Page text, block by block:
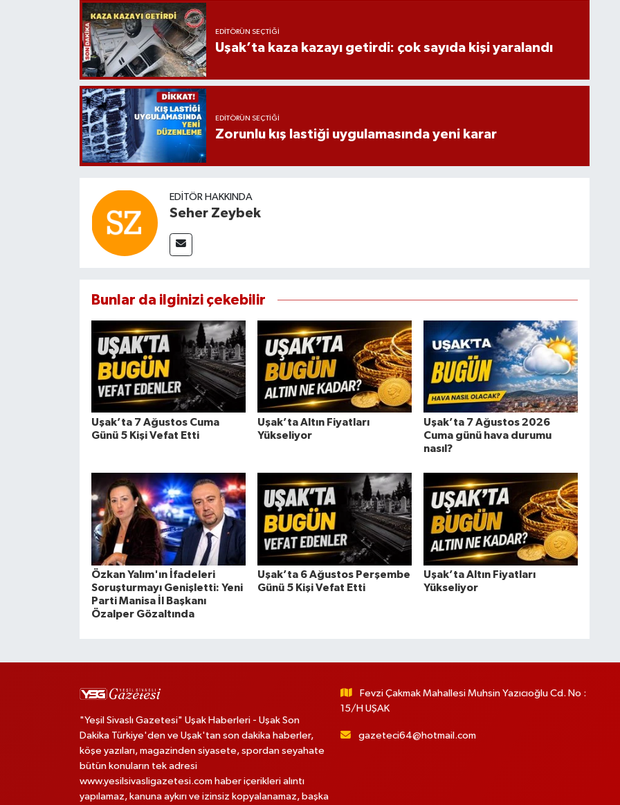
EDITÖRÜN SEÇTIĞI
Uşak’ta kaza kazayı getirdi: çok sayıda kişi yaralandı
EDITÖRÜN SEÇTIĞI
Zorunlu kış lastiği uygulamasında yeni karar
EDITÖR HAKKINDA
Seher Zeybek
Bunlar da ilginizi çekebilir
Uşak’ta 7 Ağustos Cuma
Günü 5 Kişi Vefat Etti
Uşak’ta Altın Fiyatları
Yükseliyor
Uşak’ta 7 Ağustos 2026
Cuma günü hava durumu
nasıl?
Özkan Yalım'ın İfadeleri
Soruşturmayı Genişletti: Yeni
Parti Manisa İl Başkanı
Özalper Gözaltında
Uşak’ta 6 Ağustos Perşembe
Günü 5 Kişi Vefat Etti
Uşak’ta Altın Fiyatları
Yükseliyor
"Yeşil Sivaslı Gazetesi" Uşak Haberleri - Uşak Son
Dakika Türkiye'den ve Uşak'tan son dakika haberler,
köşe yazıları, magazinden siyasete, spordan seyahate
bütün konuların tek adresi
www.yesilsivasligazetesi.com haber içerikleri alıntı
yapılamaz, kanuna aykırı ve izinsiz kopyalanamaz, başka
Fevzi Çakmak Mahallesi Muhsin Yazıcıoğlu Cd. No :
15/H UŞAK
gazeteci64@hotmail.com